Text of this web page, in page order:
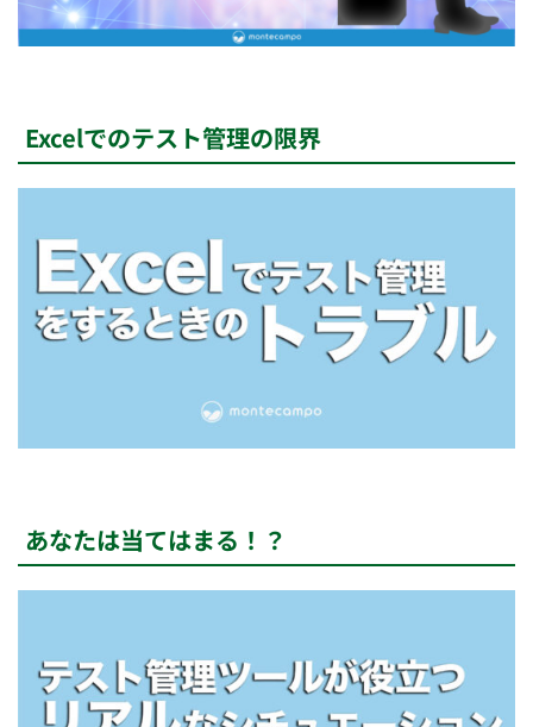
Excelでのテスト管理の限界
あなたは当てはまる！？